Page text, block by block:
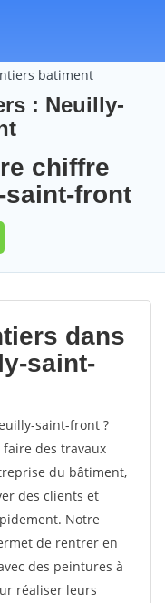
batiment
: Neuilly-
chiffre
front
dans
saint-
saint-front ?
des travaux
du bâtiment,
des clients et
Notre
de rentrer en
des peintures à
réaliser leurs